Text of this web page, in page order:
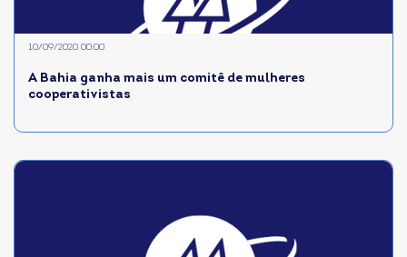
A Bahia ganha mais um comitê de mulheres
cooperativistas
10/09/2020 00:00